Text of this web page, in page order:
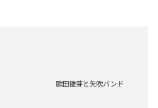
歌田雛芽と矢吹バンド